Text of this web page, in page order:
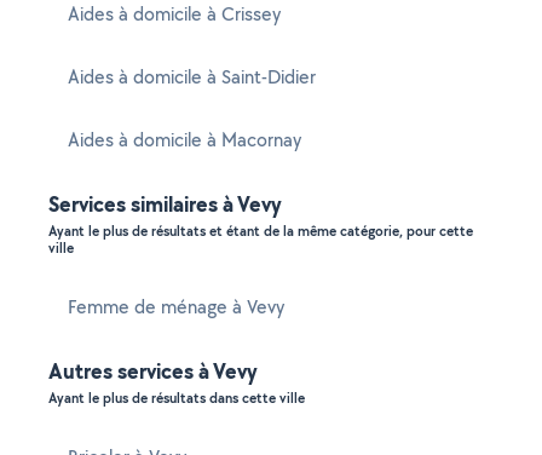
Aides à domicile à Crissey
Aides à domicile à Saint-Didier
Aides à domicile à Macornay
Services similaires à Vevy
Ayant le plus de résultats et étant de la même catégorie, pour cette
ville
Femme de ménage à Vevy
Autres services à Vevy
Ayant le plus de résultats dans cette ville